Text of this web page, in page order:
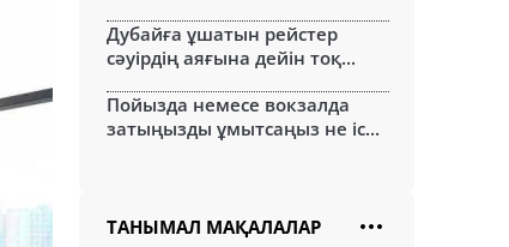
Дубайға ұшатын рейстер
сәуірдің аяғына дейін тоқ...
Пойызда немесе вокзалда
затыңызды ұмытсаңыз не іс...
ТАНЫМАЛ МАҚАЛАЛАР